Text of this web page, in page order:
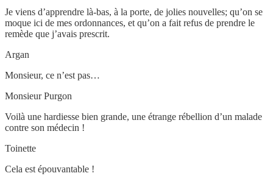
Je viens d’apprendre là-bas, à la porte, de jolies nouvelles; qu’on se
moque ici de mes ordonnances, et qu’on a fait refus de prendre le
remède que j’avais prescrit.
Argan
Monsieur, ce n’est pas…
Monsieur Purgon
Voilà une hardiesse bien grande, une étrange rébellion d’un malade
contre son médecin !
Toinette
Cela est épouvantable !